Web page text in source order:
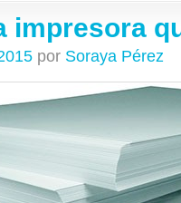
impresora
por Soraya Pérez